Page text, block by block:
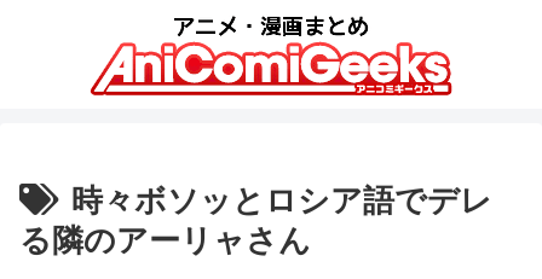
時々ボソッとロシア語でデレ
る隣のアーリャさん